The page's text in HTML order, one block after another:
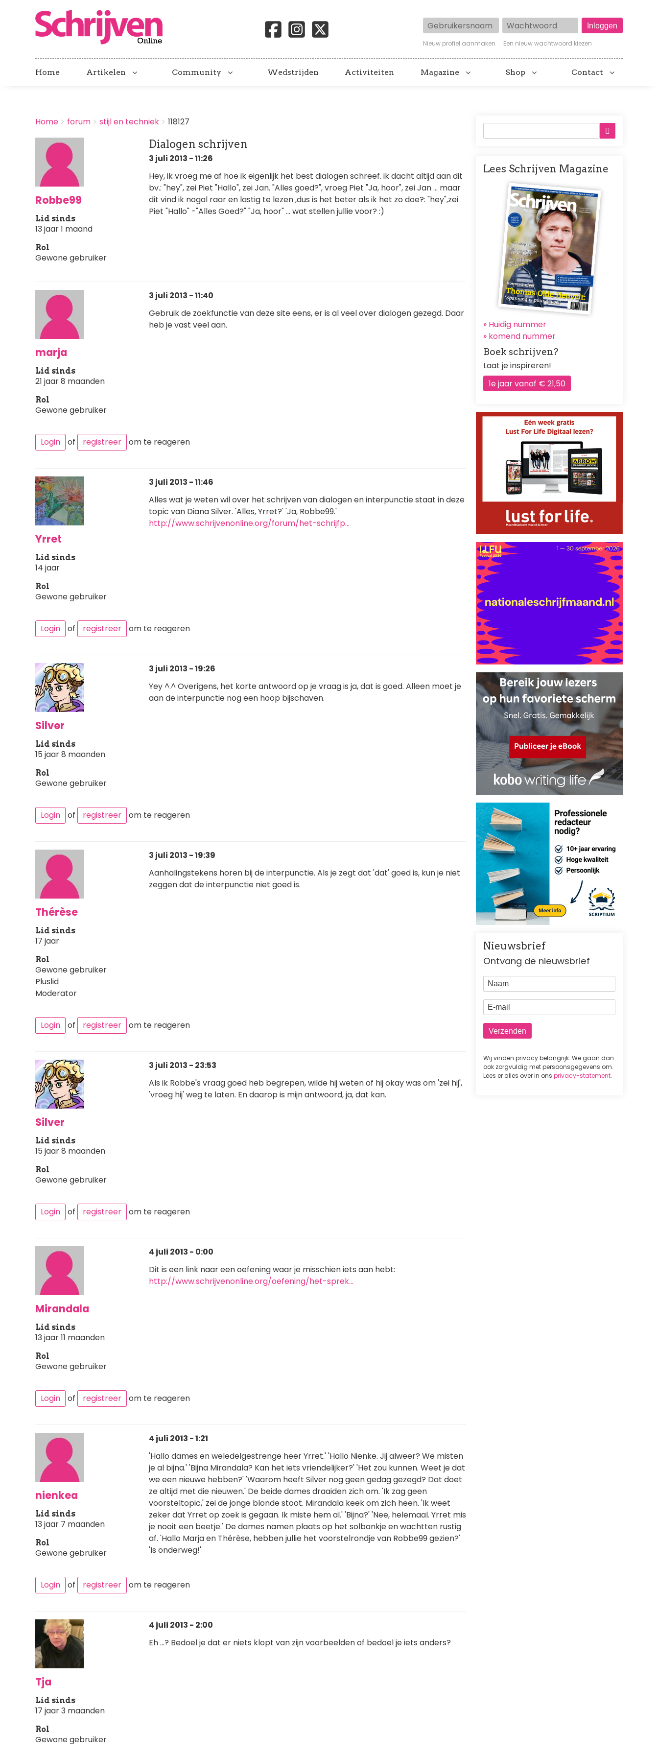
Gebruikersnaam Wachtwoord
Nieuw profiel aanmaken Een nieuw wachtwoord kiezen
Home Artikelen Community Wedstrijden Activiteiten Magazine Shop Contact
BREADCRUMBS
You
here:
Home forum stijl en techniek 118127
Robbe99
Lid sinds
13 jaar 1 maand
Rol
Gewone gebruiker
Dialogen schrijven
3 juli 2013 - 11:26
Hey, ik vroeg me af hoe ik eigenlijk het best dialogen schreef. ik dacht altijd aan dit
bv.: "hey", zei Piet "Hallo", zei Jan. "Alles goed?", vroeg Piet "Ja, hoor", zei Jan ... maar
dit vind ik nogal raar en lastig te lezen ,dus is het beter als ik het zo doe?: "hey",zei
Piet "Hallo" -"Alles Goed?" "Ja, hoor" ... wat stellen jullie voor? :)
marja
Lid sinds
21 jaar 8 maanden
Rol
Gewone gebruiker
3 juli 2013 - 11:40
Gebruik de zoekfunctie van deze site eens, er is al veel over dialogen gezegd. Daar
heb je vast veel aan.
Login of registreer om te reageren
Yrret
Lid sinds
14 jaar
Rol
Gewone gebruiker
3 juli 2013 - 11:46
Alles wat je weten wil over het schrijven van dialogen en interpunctie staat in deze
topic van Diana Silver. 'Alles, Yrret?' 'Ja, Robbe99.'
http://www.schrijvenonline.org/forum/het-schrijfp…
Login of registreer om te reageren
Silver
Lid sinds
15 jaar 8 maanden
Rol
Gewone gebruiker
3 juli 2013 - 19:26
Yey ^.^ Overigens, het korte antwoord op je vraag is ja, dat is goed. Alleen moet je
aan de interpunctie nog een hoop bijschaven.
Login of registreer om te reageren
Thérèse
Lid sinds
17 jaar
Rol
Gewone gebruiker
Pluslid
Moderator
3 juli 2013 - 19:39
Aanhalingstekens horen bij de interpunctie. Als je zegt dat 'dat' goed is, kun je niet
zeggen dat de interpunctie niet goed is.
Login of registreer om te reageren
Silver
Lid sinds
15 jaar 8 maanden
Rol
Gewone gebruiker
3 juli 2013 - 23:53
Als ik Robbe's vraag goed heb begrepen, wilde hij weten of hij okay was om 'zei hij',
'vroeg hij' weg te laten. En daarop is mijn antwoord, ja, dat kan.
Login of registreer om te reageren
Mirandala
Lid sinds
13 jaar 11 maanden
Rol
Gewone gebruiker
4 juli 2013 - 0:00
Dit is een link naar een oefening waar je misschien iets aan hebt:
http://www.schrijvenonline.org/oefening/het-sprek…
Login of registreer om te reageren
nienkea
Lid sinds
13 jaar 7 maanden
Rol
Gewone gebruiker
4 juli 2013 - 1:21
'Hallo dames en weledelgestrenge heer Yrret.' 'Hallo Nienke. Jij alweer? We misten
je al bijna.' 'Bijna Mirandala? Kan het iets vriendelijker?' 'Het zou kunnen. Weet je dat
we een nieuwe hebben?' 'Waarom heeft Silver nog geen gedag gezegd? Dat doet
ze altijd met die nieuwen.' De beide dames draaiden zich om. 'Ik zag geen
voorsteltopic,' zei de jonge blonde stoot. Mirandala keek om zich heen. 'Ik weet
zeker dat Yrret op zoek is gegaan. Ik miste hem al.' 'Bijna?' 'Nee, helemaal. Yrret mis
je nooit een beetje.' De dames namen plaats op het solbankje en wachtten rustig
af. 'Hallo Marja en Thérèse, hebben jullie het voorstelrondje van Robbe99 gezien?'
'Is onderweg!'
Login of registreer om te reageren
Tja
Lid sinds
17 jaar 3 maanden
Rol
Gewone gebruiker
4 juli 2013 - 2:00
Eh ...? Bedoel je dat er niets klopt van zijn voorbeelden of bedoel je iets anders?
Lees Schrijven Magazine
Afbeelding
» Huidig nummer
» komend nummer
Boek schrijven?
Laat je inspireren!
1e jaar vanaf € 21,50
Nieuwsbrief
Ontvang de nieuwsbrief
Naam
E-mail
Wij vinden privacy belangrijk. We gaan dan
ook zorgvuldig met persoonsgegevens om.
Lees er alles over in ons privacy-statement.